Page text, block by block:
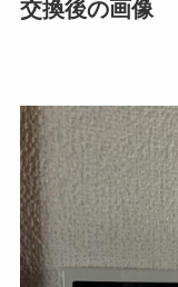
交換後の画像